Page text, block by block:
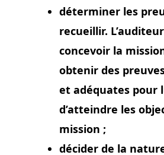
déterminer les
recueillir.
concevoir la
obtenir des
et adéquates pour
d’atteindre les
mission ;
décider de la